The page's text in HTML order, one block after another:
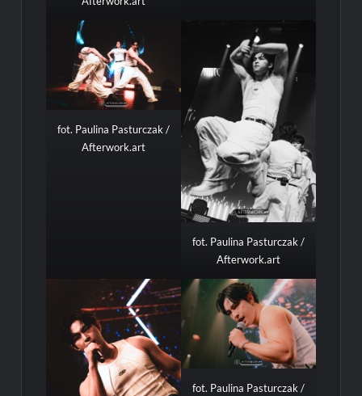
fot. Paulina Pasturczak /
Afterwork.art
fot. Paulina Pasturczak /
Afterwork.art
fot. Paulina Pasturczak /